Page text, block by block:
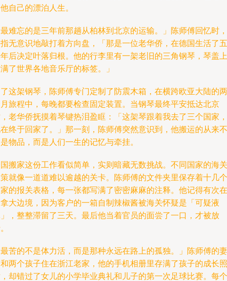
自己的漂泊人生。
难忘的是三年前那趟从柏林到北京的运输。」陈师傅回忆时，
无意识地敲打着方向盘，「那是一位老华侨，在德国生活了五
后决定叶落归根。他的行李里有一架老旧的三角钢琴，琴盖上
了世界各地音乐厅的标签。」
这架钢琴，陈师傅专门定制了防震木箱，在横跨欧亚大陆的两
旅程中，每晚都要检查固定装置。当钢琴最终平安抵达北京
老华侨抚摸着琴键热泪盈眶：「这架琴跟着我去了三个国家，
终于回家了。」那一刻，陈师傅突然意识到，他搬运的从来不
物品，而是人们一生的记忆与牵挂。
搬家这份工作看似简单，实则暗藏无数挑战。不同国家的海关
就像一道道难以逾越的关卡。陈师傅的文件夹里保存着十几个
的报关表格，每一张都写满了密密麻麻的注释。他记得有次在
大边境，因为客户的一箱自制辣椒酱被海关怀疑是「可疑液
，整整滞留了三天。最后他当着官员的面尝了一口，才被放
苦的不是体力活，而是那种永远在路上的孤独。」陈师傅的妻
两个孩子住在浙江老家，他的手机相册里存满了孩子的成长照
却错过了女儿的小学毕业典礼和儿子的第一次足球比赛。每个